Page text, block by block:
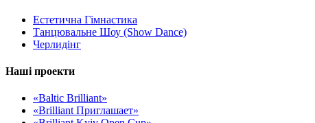
Естетична Гімнастика
Танцювальне Шоу (Show Dance)
Черлидінг
Наші проекти
«Baltic Brilliant»
«Brilliant Приглашает»